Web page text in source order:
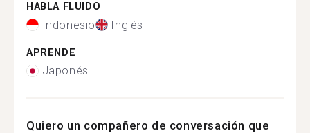
HABLA FLUIDO
Indonesio Inglés
APRENDE
Japonés
Quiero un compañero de conversación que